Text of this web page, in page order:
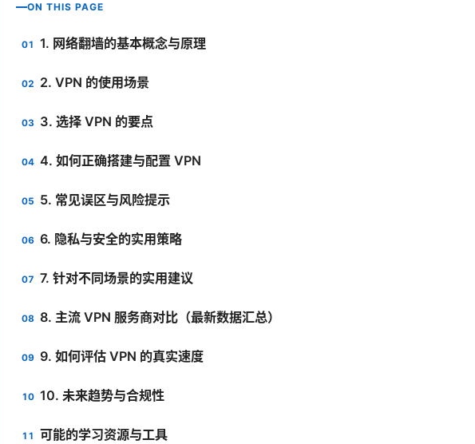
ON THIS PAGE
1. 网络翻墙的基本概念与原理
2. VPN 的使用场景
3. 选择 VPN 的要点
4. 如何正确搭建与配置 VPN
5. 常见误区与风险提示
6. 隐私与安全的实用策略
7. 针对不同场景的实用建议
8. 主流 VPN 服务商对比（最新数据汇总）
9. 如何评估 VPN 的真实速度
10. 未来趋势与合规性
可能的学习资源与工具